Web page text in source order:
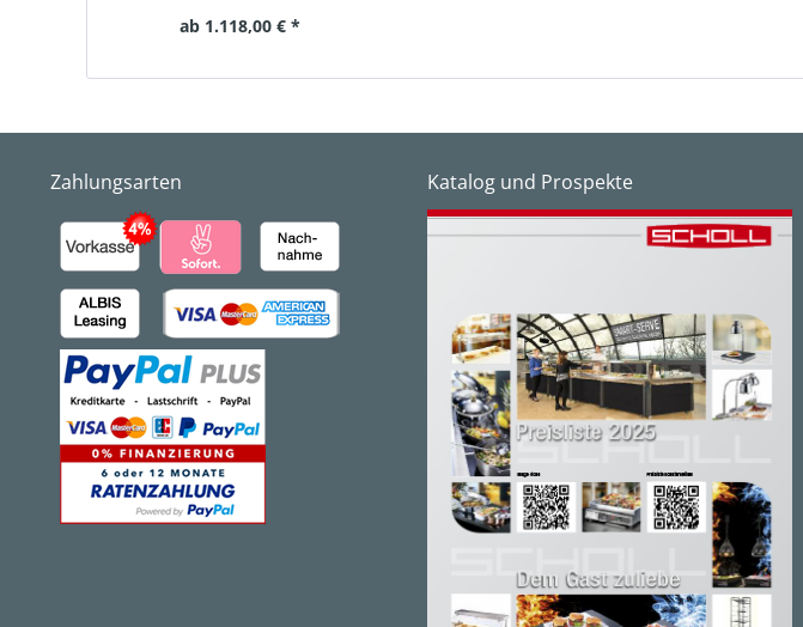
ab 1.118,00 € *
Zahlungsarten Katalog und Prospekte